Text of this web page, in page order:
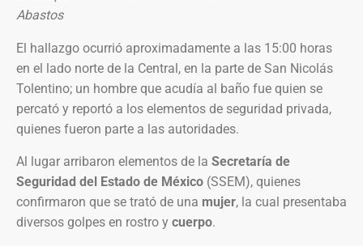
Abastos
El hallazgo ocurrió aproximadamente a las 15:00 horas
en el lado norte de la Central, en la parte de San Nicolás
Tolentino; un hombre que acudía al baño fue quien se
percató y reportó a los elementos de seguridad privada,
quienes fueron parte a las autoridades.
Al lugar arribaron elementos de la Secretaría de
Seguridad del Estado de México (SSEM), quienes
confirmaron que se trató de una mujer, la cual presentaba
diversos golpes en rostro y cuerpo.